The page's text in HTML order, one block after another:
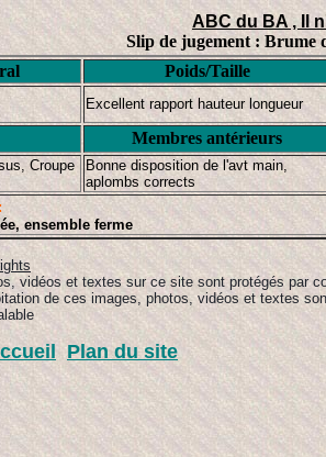
ABC du BA , Il
Slip de jugement : Brume
Poids/Taille
Excellent rapport hauteur longueur
Membres antérieurs
Croupe
Bonne disposition de l'avt main,
aplombs corrects
ensemble ferme
vidéos et textes sur ce site sont protégés par
de ces images, photos, vidéos et textes
Plan du site